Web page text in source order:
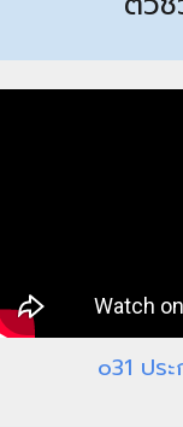
o31 ปร